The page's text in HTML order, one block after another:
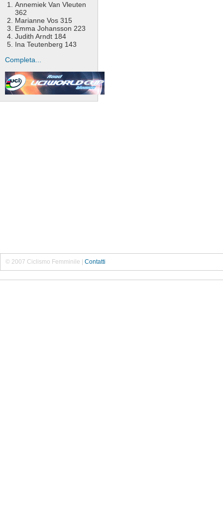
Annemiek Van Vleuten
362
Marianne Vos 315
Emma Johansson 223
Judith Arndt 184
Ina Teutenberg 143
Completa...
© 2007 Ciclismo Femminile | Contatti